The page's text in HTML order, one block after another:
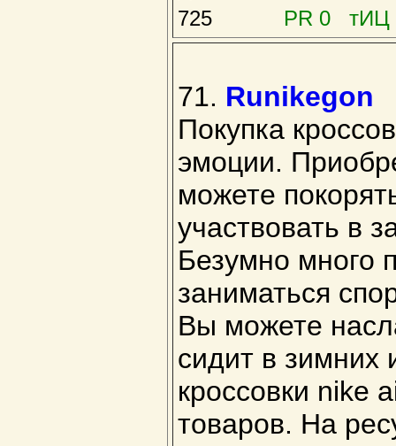
725
PR 0 тИЦ
71. Runikegon
Покупка
эмоции.
можете
участвовать в
Безумно много
заниматься
Вы можете
сидит в зимних
кроссовки nike
товаров. На